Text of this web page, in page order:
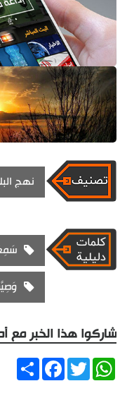
نهج
شاركوا هذا الخبر مع
ShareFacebookTwitter
WhatsApp